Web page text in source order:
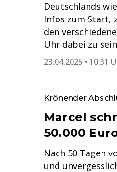
Deutschlands
Infos zum Start,
den
Uhr dabei zu
23.04.2025 • 10:31
Krönender
Marcel
50.000
Nach 50 Tagen
und